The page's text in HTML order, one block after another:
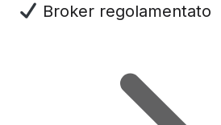
Broker regolamentato